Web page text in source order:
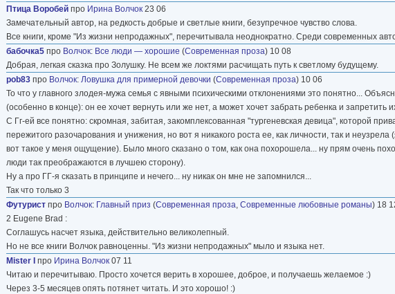
Птица Воробей про Ирина Волчок 23 06
Замечательный автор, на редкость добрые и светлые книги, безупречное чувство слова.
Все книги, кроме "Из жизни непродажных", перечитывала неоднократно. Среди современных
бабочка5 про Волчок: Все люди — хорошие (Современная проза) 10 08
Добрая, легкая сказка про Золушку. Не всем же локтями расчищать путь к светлому будущему.
pob83 про Волчок: Ловушка для примерной девочки (Современная проза) 10 06
То что у главного злодея-мужа семья с явными психическими отклонениями это понятно...
(особенно в конце): он ее хочет вернуть или же нет, а может хочет забрать ребенка и
С Гг-ей все понятно: скромная, забитая, закомплексованная "тургеневская девица", которой
пережитого разочарования и унижения, но вот я никакого роста ее, как личности, так и
вот такое у меня ощущение). Было много сказано о том, как она похорошела... ну прям очень
люди так преображаются в лучшею сторону).
Ну а про ГГ-я сказать в принципе и нечего... ну никак он мне не запомнился...
Так что только 3
Футурист про Волчок: Главный приз (Современная проза, Современные любовные романы) 18
2 Eugene Brad :
Соглашусь насчет языка, действительно великолепный.
Но не все книги Волчок равноценны. "Из жизни непродажных" мыло и языка нет.
Mister I про Ирина Волчок 07 11
Читаю и перечитываю. Просто хочется верить в хорошее, доброе, и получаешь желаемое :)
Через 3-5 месяцев опять потянет читать. И это хорошо! :)